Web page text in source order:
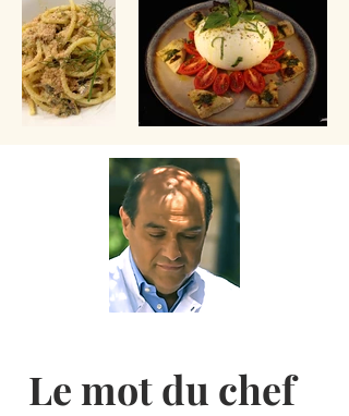
Le mot du chef